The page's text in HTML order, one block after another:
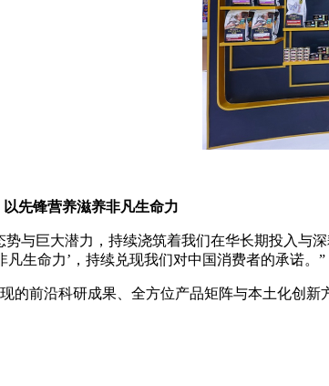
以先锋营养滋养非凡生命力
巨大潜力，持续浇筑着我们在华长期投入与深
凡生命力’，持续兑现我们对中国消费者的承诺。”
前沿科研成果、全方位产品矩阵与本土化创新